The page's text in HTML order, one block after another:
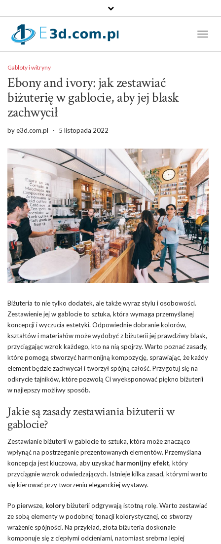
Gabloty i witryny
Ebony and ivory: jak zestawiać
biżuterię w gablocie, aby jej blask
zachwycił
bye3d.com.pl - 5 listopada 2022
Biżuteria to nie tylko dodatek, ale także wyraz stylu i osobowości.
Zestawienie jej w gablocie to sztuka, która wymaga przemyślanej
koncepcji i wyczucia estetyki. Odpowiednie dobranie kolorów,
kształtów i materiałów może wydobyć z biżuterii jej prawdziwy blask,
przyciągając wzrok każdego, kto na nią spojrzy. Warto poznać zasady,
które pomogą stworzyć harmonijną kompozycję, sprawiając, że każdy
element będzie zachwycał i tworzył spójną całość. Przygotuj się na
odkrycie tajników, które pozwolą Ci wyeksponować piękno biżuterii
w najlepszy możliwy sposób.
Jakie są zasady zestawiania biżuterii w
gablocie?
Zestawianie biżuterii w gablocie to sztuka, która może znacząco
wpłynąć na postrzeganie prezentowanych elementów. Przemyślana
koncepcja jest kluczowa, aby uzyskać harmonijny efekt, który
przyciągnie wzrok odwiedzających. Istnieje kilka zasad, którymi warto
się kierować przy tworzeniu eleganckiej wystawy.
Po pierwsze, kolorybiżuterii odgrywają istotną rolę. Warto zestawiać
ze sobą elementy w podobnej tonacji kolorystycznej, co stworzy
wrażenie spójności. Na przykład, złota biżuteria doskonale
komponuje się z ciepłymi odcieniami, natomiast srebrna lepiej